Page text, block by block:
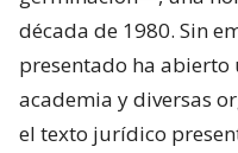
década de 1980. Sin
presentado ha abierto
academia y diversas
el texto jurídico